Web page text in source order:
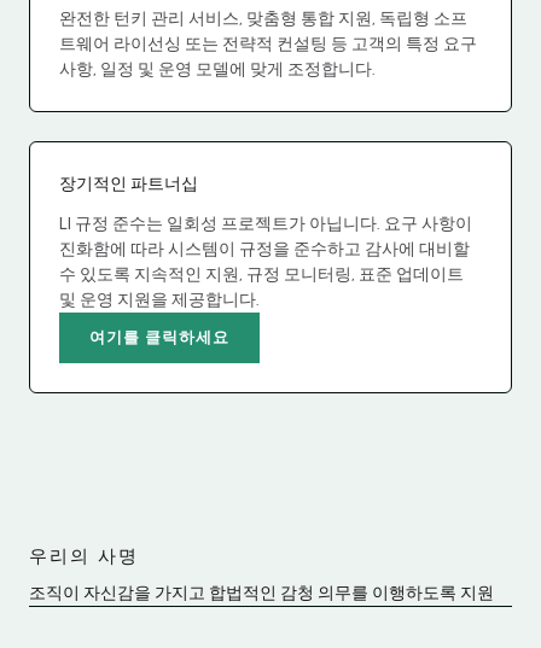
완전한 턴키 관리 서비스, 맞춤형 통합 지원, 독립형 소프
트웨어 라이선싱 또는 전략적 컨설팅 등 고객의 특정 요구
사항, 일정 및 운영 모델에 맞게 조정합니다.
장기적인 파트너십
LI 규정 준수는 일회성 프로젝트가 아닙니다. 요구 사항이
진화함에 따라 시스템이 규정을 준수하고 감사에 대비할
수 있도록 지속적인 지원, 규정 모니터링, 표준 업데이트
및 운영 지원을 제공합니다.
여기를 클릭하세요
우리의 사명
조직이 자신감을 가지고 합법적인 감청 의무를 이행하도록 지원